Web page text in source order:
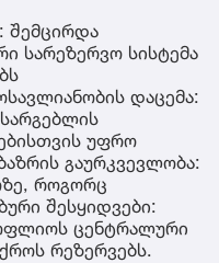
შემცირდა
სარეზერვო სისტემა
დაცემა:
უფრო
გაურკვევლობა:
როგორც
შესყიდვები:
ცენტრალური
რეზერვებს.